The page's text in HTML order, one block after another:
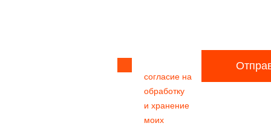
согласие на
обработку
и хранение
моих